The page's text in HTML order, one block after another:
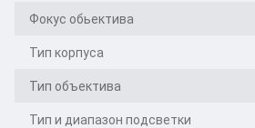
Фокус обьектива
Тип корпуса
Тип объектива
Тип и диапазон подсветки